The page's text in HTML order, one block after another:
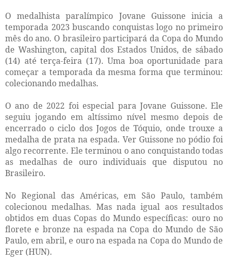
O medalhista paralímpico Jovane Guissone inicia a
temporada 2023 buscando conquistas logo no primeiro
mês do ano. O brasileiro participará da Copa do Mundo
de Washington, capital dos Estados Unidos, de sábado
(14) até terça-feira (17). Uma boa oportunidade para
começar a temporada da mesma forma que terminou:
colecionando medalhas.
O ano de 2022 foi especial para Jovane Guissone. Ele
seguiu jogando em altíssimo nível mesmo depois de
encerrado o ciclo dos Jogos de Tóquio, onde trouxe a
medalha de prata na espada. Ver Guissone no pódio foi
algo recorrente. Ele terminou o ano conquistando todas
as medalhas de ouro individuais que disputou no
Brasileiro.
No Regional das Américas, em São Paulo, também
colecionou medalhas. Mas nada igual aos resultados
obtidos em duas Copas do Mundo específicas: ouro no
florete e bronze na espada na Copa do Mundo de São
Paulo, em abril, e ouro na espada na Copa do Mundo de
Eger (HUN).